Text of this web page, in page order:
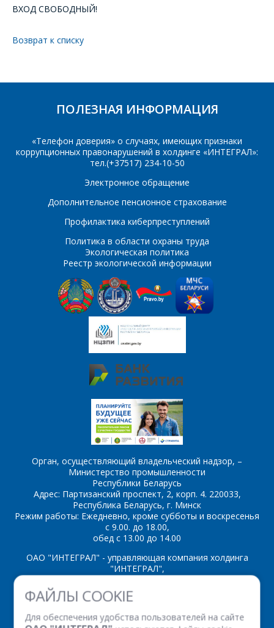
ФАЙЛЫ COOKIE
Для обеспечения удобства пользователей на сайте
ПОИСК
ВХОД СВОБОДНЫЙ!
Возврат к списку
ПОЛЕЗНАЯ ИНФОРМАЦИЯ
«Телефон доверия» о случаях, имеющих признаки
коррупционных правонарушений в холдинге «ИНТЕГРАЛ»:
тел.(+37517) 234-10-50
Электронное обращение
Дополнительное пенсионное страхование
Профилактика киберпреступлений
Политика в области охраны труда
Экологическая политика
Реестр экологической информации
Орган, осуществляющий владельческий надзор, –
Министерство промышленности
Республики Беларусь
Адрес: Партизанский проспект, 2, корп. 4. 220033,
Республика Беларусь, г. Минск
Режим работы: Ежедневно, кроме субботы и воскресенья
с 9.00. до 18.00,
обед с 13.00 до 14.00
ОАО "ИНТЕГРАЛ" - управляющая компания холдинга
"ИНТЕГРАЛ",
ул. Казинца И.П., д.121А, комната 327, г. Минск, 220108,
Республика Беларусь
Факс: (+375 17) 338 12 94 УНП 100386629
свяжутся с Вами по
Организация*
Телефон*
E-mail*
Интересующий товар/
услуга, их количество
*
Комментарий
*- обязательные
поля
ОТПРАВИТЬ
услуга
Сообщение*
Я согласен на
персональных данных
поля
ОТПРАВИТЬ